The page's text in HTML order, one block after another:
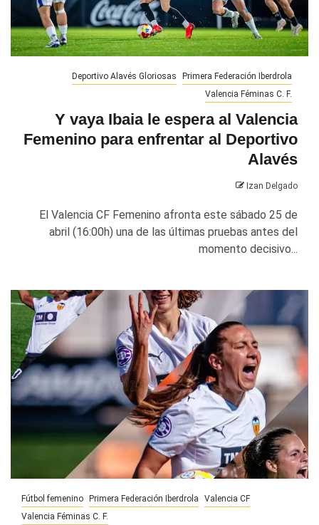
Deportivo Alavés Gloriosas
Primera Federación Iberdrola
Valencia Féminas C. F.
Y vaya Ibaia le espera al Valencia
Femenino para enfrentar al Deportivo
Alavés
Izan Delgado
El Valencia CF Femenino afronta este sábado 25 de
abril (16:00h) una de las últimas pruebas antes del
momento decisivo...
Fútbol femenino Primera Federación Iberdrola
Valencia CF
Valencia Féminas C. F.